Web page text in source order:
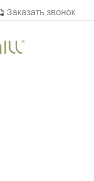
Заказать звонок